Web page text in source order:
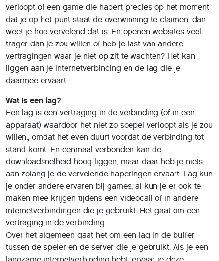
verloopt of een game die hapert precies op het moment
dat je op het punt staat de overwinning te claimen, dan
weet je hoe vervelend dat is. En openen websites veel
trager dan je zou willen of heb je last van andere
vertragingen waar je niet op zit te wachten? Het kan
liggen aan je internetverbinding en de lag die je
daarmee ervaart.
Wat is een lag?
Een lag is een vertraging in de verbinding (of in een
apparaat) waardoor het niet zo soepel verloopt als je zou
willen., omdat het even duurt voordat de verbinding tot
stand komt. En eenmaal verbonden kan de
downloadsnelheid hoog liggen, maar daar heb je niets
aan zolang je de vervelende haperingen ervaart. Lag kun
je onder andere ervaren bij games, al kun je er ook te
maken mee krijgen tijdens een videocall of in andere
internetverbindingen die je gebruikt. Het gaat om een
vertraging in de verbinding
Over het algemeen gaat het om een lag in de buffer
tussen de speler en de server die je gebruikt. Als je een